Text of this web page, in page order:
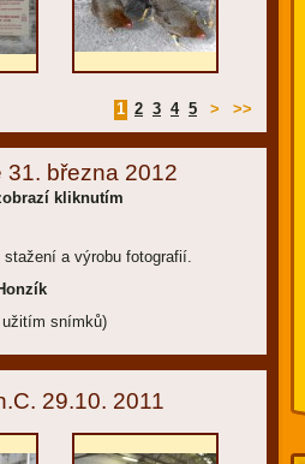
1 2 3 4 5 > >>
března 2012
kliknutím
a výrobu fotografií.
snímků)
29.10. 2011